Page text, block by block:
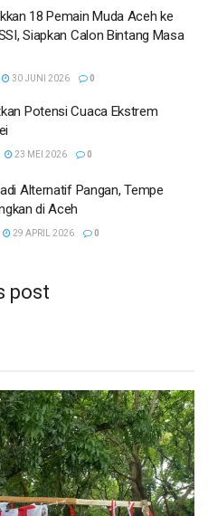
18 Pemain Muda Aceh ke
Siapkan Calon Bintang Masa
30 JUNI 2026 0
Potensi Cuaca Ekstrem
23 MEI 2026 0
Alternatif Pangan, Tempe
di Aceh
29 APRIL 2026 0
post